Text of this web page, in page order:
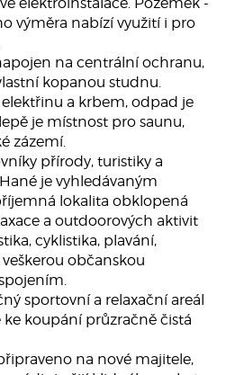
výměra nabízí využití i pro
na centrální ochranu,
kopanou studnu.
a krbem, odpad je
je místnost pro saunu,
zázemí.
přírody, turistiky a
je vyhledávaným
lokalita obklopená
a outdoorových aktivit
cyklistika, plavání,
občanskou
sportovní a relaxační areál
ke koupání průzračně čistá
na nové majitele,